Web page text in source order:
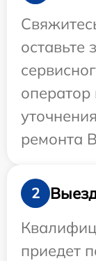
оставьте
ремонта
2
приедет